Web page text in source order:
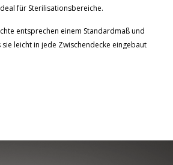
für Sterilisationsbereiche.
entsprechen einem Standardmaß und
leicht in jede Zwischendecke eingebaut